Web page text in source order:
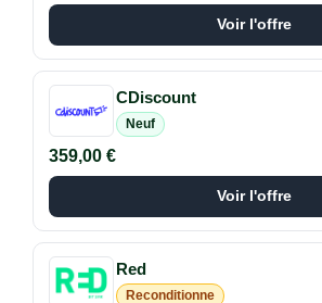
Voir l'offre
CDiscount
Neuf
359,00 €
Voir l'offre
Red
Reconditionne